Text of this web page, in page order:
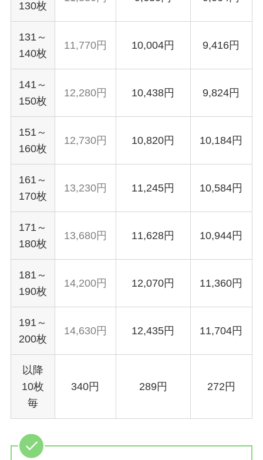
130枚
131～
140枚
11,770円 10,004円 9,416円
141～
150枚
12,280円 10,438円 9,824円
151～
160枚
12,730円 10,820円 10,184円
161～
170枚
13,230円 11,245円 10,584円
171～
180枚
13,680円 11,628円 10,944円
181～
190枚
14,200円 12,070円 11,360円
191～
200枚
14,630円 12,435円 11,704円
以降
10枚
毎
340円 289円 272円